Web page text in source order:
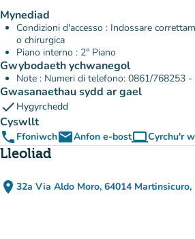
Mynediad
Condizioni d'accesso : Indossare
o chirurgica
Piano interno : 2° Piano
Gwybodaeth ychwanegol
Note : Numeri di telefono: 0861/768253
Gwasanaethau sydd ar gael
check Hygyrchedd
Cyswllt
phone FfoniwchemailAnfon e-bostcomputerCyrchu'r
(tab
Lleoliad
place 32a Via Aldo Moro, 64014 Martinsicuro,
(agor yn Google
(tab newydd)